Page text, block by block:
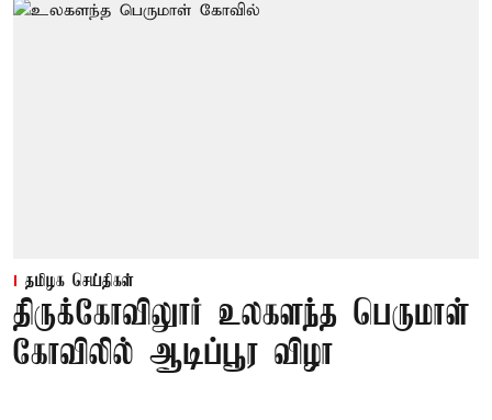
தமிழக செய்திகள்
திருக்கோவிலுார் உலகளந்த பெருமாள்
கோவிலில் ஆடிப்பூர விழா